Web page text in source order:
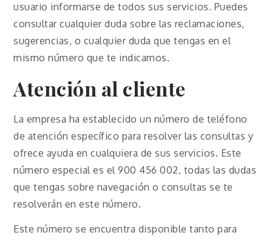
usuario informarse de todos sus servicios. Puedes
consultar cualquier duda sobre las reclamaciones,
sugerencias, o cualquier duda que tengas en el
mismo número que te indicamos.
Atención al cliente
La empresa ha establecido un número de teléfono
de atención específico para resolver las consultas y
ofrece ayuda en cualquiera de sus servicios. Este
número especial es el 900 456 002, todas las dudas
que tengas sobre navegación o consultas se te
resolverán en este número.
Este número se encuentra disponible tanto para